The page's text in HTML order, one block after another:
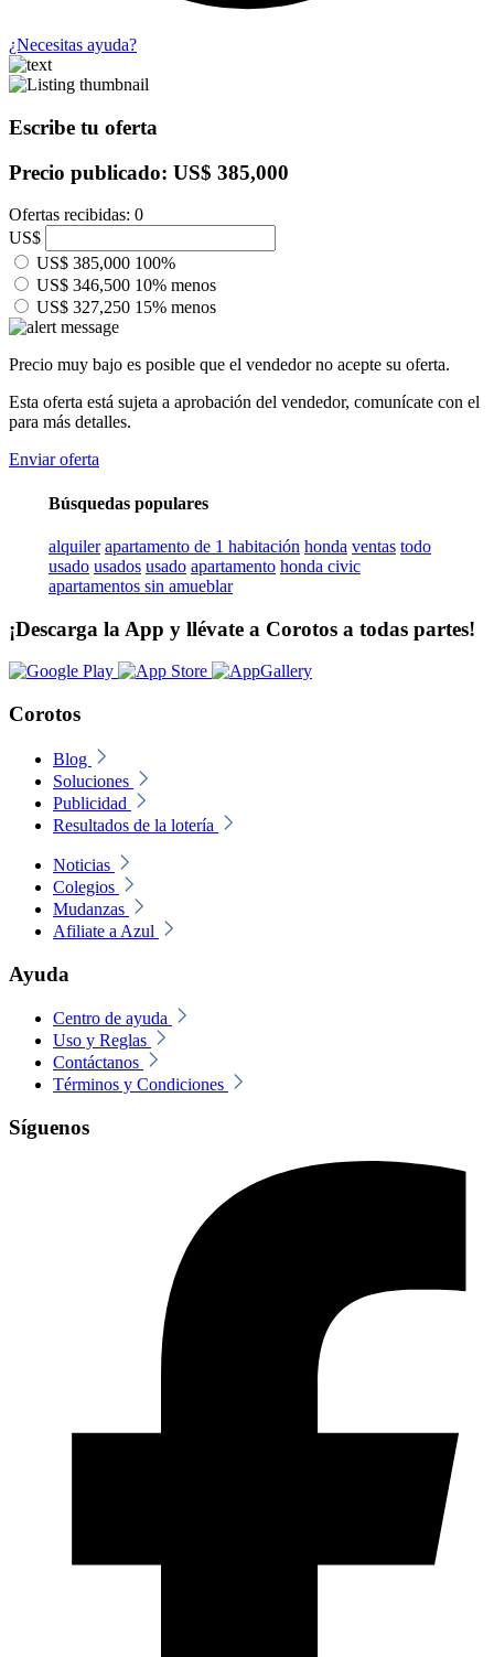
¿Necesitas ayuda?
Escribe tu oferta
Precio publicado: US$ 385,000
Ofertas recibidas: 0
US$
US$ 385,000 100%
US$ 346,500 10% menos
US$ 327,250 15% menos
Precio muy bajo es posible que el vendedor no acepte su oferta.
Esta oferta está sujeta a aprobación del vendedor, comunícate con el
para más detalles.
Enviar oferta
Búsquedas populares
alquiler apartamento de 1 habitación honda ventas todo
usado usados usado apartamento honda civic
apartamentos sin amueblar
¡Descarga la App y llévate a Corotos a todas partes!
Corotos
Blog
Soluciones
Publicidad
Resultados de la lotería
Noticias
Colegios
Mudanzas
Afiliate a Azul
Ayuda
Centro de ayuda
Uso y Reglas
Contáctanos
Términos y Condiciones
Síguenos